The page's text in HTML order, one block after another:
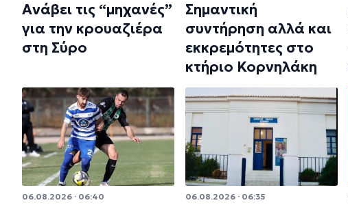
Ανάβει τις “μηχανές”
για την κρουαζιέρα
στη Σύρο
Σημαντική
συντήρηση αλλά και
εκκρεμότητες στο
κτήριο Κορνηλάκη
06.08.2026 · 06:40 06.08.2026 · 06:35